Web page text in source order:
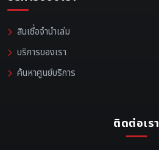
สินเชื่อจำนำเล่ม
บริการของเรา
ค้นหาศูนย์บริการ
ติดต่อเรา